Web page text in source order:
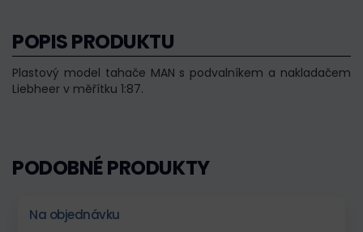
POPIS PRODUKTU
Plastový model tahače MAN s podvalníkem a nakladačem
Liebheer v měřítku 1:87.
PODOBNÉ PRODUKTY
Na objednávku